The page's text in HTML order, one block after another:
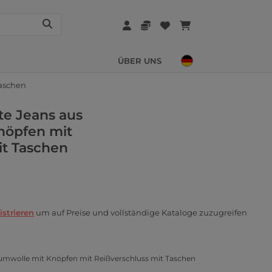
ÜBER UNS
Jeans aus
mit
Taschen
um auf Preise und vollständige Kataloge zuzugreifen
mit Knöpfen mit Reißverschluss mit Taschen